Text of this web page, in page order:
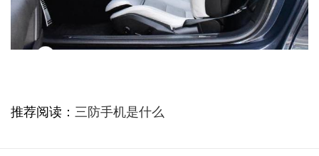
推荐阅读： 三防手机是什么